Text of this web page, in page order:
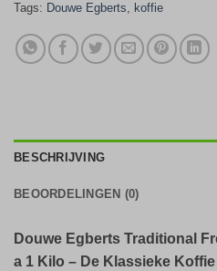
Tags: Douwe Egberts, koffie
BESCHRIJVING
BEOORDELINGEN (0)
Douwe Egberts Traditional
a 1 Kilo – De Klassieke